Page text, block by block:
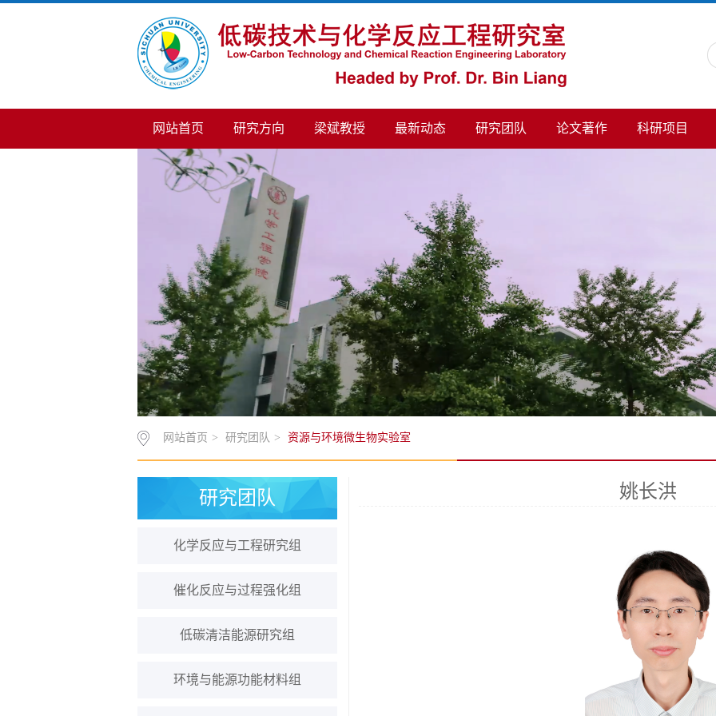
网站首页 研究方向 梁斌教授 最新动态 研究团队 论文著作 科研项目
网站首页 > 研究团队 > 资源与环境微生物实验室
研究团队
化学反应与工程研究组
催化反应与过程强化组
低碳清洁能源研究组
环境与能源功能材料组
​姚长洪